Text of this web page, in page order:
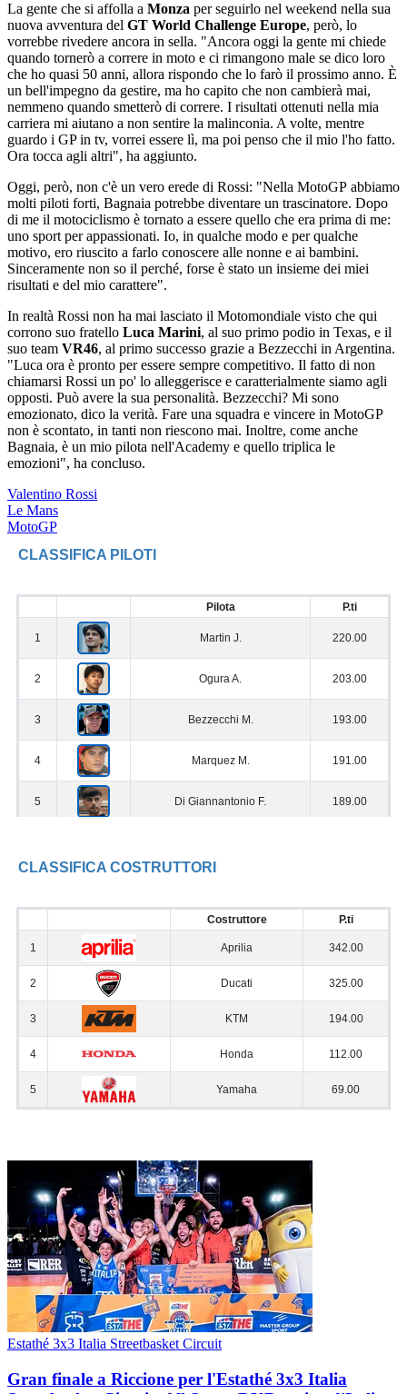
La gente che si affolla a Monza per seguirlo nel weekend nella sua
nuova avventura del GT World Challenge Europe, però, lo
vorrebbe rivedere ancora in sella. "Ancora oggi la gente mi chiede
quando tornerò a correre in moto e ci rimangono male se dico loro
che ho quasi 50 anni, allora rispondo che lo farò il prossimo anno. È
un bell'impegno da gestire, ma ho capito che non cambierà mai,
nemmeno quando smetterò di correre. I risultati ottenuti nella mia
carriera mi aiutano a non sentire la malinconia. A volte, mentre
guardo i GP in tv, vorrei essere lì, ma poi penso che il mio l'ho fatto.
Ora tocca agli altri", ha aggiunto.
Oggi, però, non c'è un vero erede di Rossi: "Nella MotoGP abbiamo
molti piloti forti, Bagnaia potrebbe diventare un trascinatore. Dopo
di me il motociclismo è tornato a essere quello che era prima di me:
uno sport per appassionati. Io, in qualche modo e per qualche
motivo, ero riuscito a farlo conoscere alle nonne e ai bambini.
Sinceramente non so il perché, forse è stato un insieme dei miei
risultati e del mio carattere".
In realtà Rossi non ha mai lasciato il Motomondiale visto che qui
corrono suo fratello Luca Marini, al suo primo podio in Texas, e il
suo team VR46, al primo successo grazie a Bezzecchi in Argentina.
"Luca ora è pronto per essere sempre competitivo. Il fatto di non
chiamarsi Rossi un po' lo alleggerisce e caratterialmente siamo agli
opposti. Può avere la sua personalità. Bezzecchi? Mi sono
emozionato, dico la verità. Fare una squadra e vincere in MotoGP
non è scontato, in tanti non riescono mai. Inoltre, come anche
Bagnaia, è un mio pilota nell'Academy e quello triplica le
emozioni", ha concluso.
Valentino Rossi
Le Mans
MotoGP
Estathé 3x3 Italia Streetbasket Circuit
Gran finale a Riccione per l'Estathé 3x3 Italia